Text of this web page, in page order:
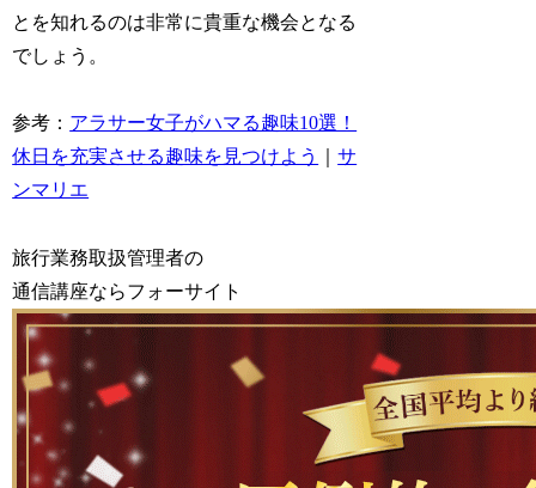
とを知れるのは非常に貴重な機会となる
でしょう。
参考： アラサー女子がハマる趣味10選！
休日を充実させる趣味を見つけよう
｜サ
ンマリエ
旅行業務取扱管理者の
通信講座ならフォーサイト